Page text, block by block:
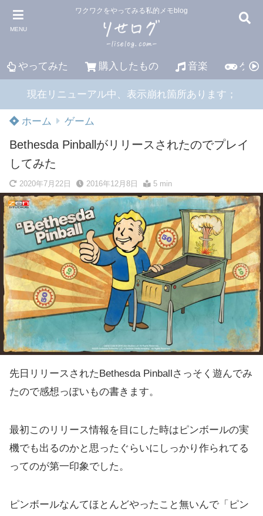
MENU
ワクワクをやってみる私的メモblog
やってみた 購入したもの 音楽 ゲー
現在リニューアル中、表示崩れ箇所あります；
ホーム ゲーム
Bethesda Pinballがリリースされたのでプレイ
してみた
2020年7月22日 2016年12月8日 5 min
先日リリースされたBethesda Pinballさっそく遊んでみ
たので感想っぽいもの書きます。
最初このリリース情報を目にした時はピンボールの実
機でも出るのかと思ったぐらいにしっかり作られてる
ってのが第一印象でした。
ピンボールなんてほとんどやったこと無いんで「ピン